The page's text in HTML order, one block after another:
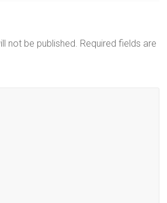
not be published. Required fields are